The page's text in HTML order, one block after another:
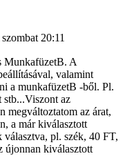
20:11
MunkafüzetB. A
valamint
a munkafüzetB -ből. Pl.
stb...Viszont az
megváltoztatom az árat,
a már kiválasztott
választva, pl. szék, 40 FT,
újonnan kiválasztott